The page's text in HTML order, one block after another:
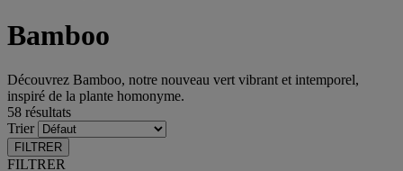
Bamboo
Découvrez Bamboo, notre nouveau vert vibrant et intemporel,
inspiré de la plante homonyme.
58 résultats
Trier
FILTRER
FILTRER